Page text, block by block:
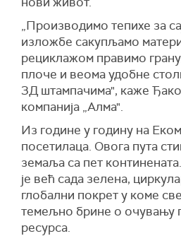
„Производимо тепихе за
изложбе сакупљамо
рециклажом правимо
плоче и веома удобне
3Д штампачима", каже
компанија „Алма".
Из године у годину на
посетилаца. Овога пута
земаља са пет
је већ сада зелена,
глобални покрет у коме
темељно брине о очувању
ресурса.